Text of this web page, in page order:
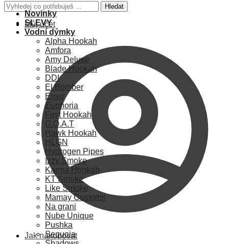
Hledat: Hledat
Můj účet
Jak nakupovat
Novinky
SLEVY
Vodní dýmky
Alpha Hookah
Amfora
Amy Deluxe
Blade Hookah
DDI
El Bomber
Enso
Euphoria
First Hookah
G.O.A.T
Hawk Hookah
HLGN
Hydrogen Pipes
Izzy Smoke
Karma Hookah
KT Smoke
Like Smoke
Mamay Customs
Na grani
Nube Unique
Pushka
Sequoia